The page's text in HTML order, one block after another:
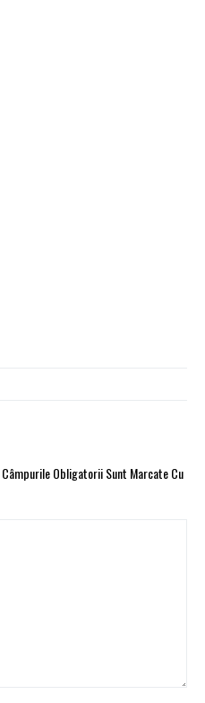
Câmpurile Obligatorii Sunt Marcate Cu